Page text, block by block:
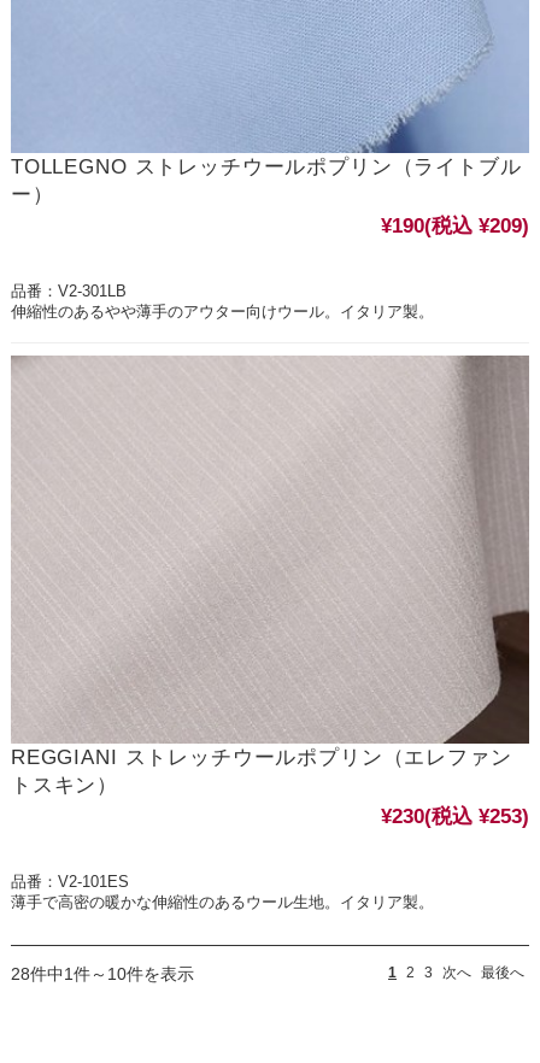
TOLLEGNO ストレッチウールポプリン（ライトブル
ー）
¥190(税込 ¥209)
品番：V2-301LB
伸縮性のあるやや薄手のアウター向けウール。イタリア製。
REGGIANI ストレッチウールポプリン（エレファン
トスキン）
¥230(税込 ¥253)
品番：V2-101ES
薄手で高密の暖かな伸縮性のあるウール生地。イタリア製。
28件中1件～10件を表示 1 2 3 次へ 最後へ